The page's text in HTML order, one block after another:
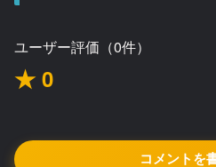
ユーザー評価（0件）
★ 0
コメントを